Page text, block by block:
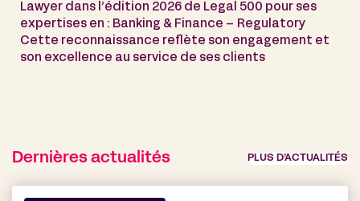
Lawyer dans l’édition 2026 de Legal 500 pour ses
expertises en : Banking & Finance – Regulatory
Cette reconnaissance reflète son engagement et
son excellence au service de ses clients
Dernières actualités PLUS D’ACTUALITÉS